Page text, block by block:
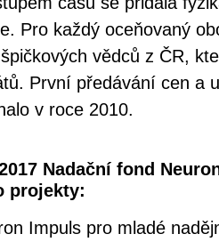
Pro každý oceňovaný
vědců z ČR,
První předávání cen a
v roce 2010.
Nadační fond
projekty:
Impuls pro mladé